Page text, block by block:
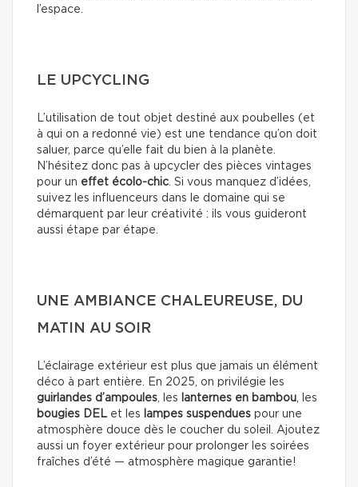
l’espace.
LE UPCYCLING
L’utilisation de tout objet destiné aux poubelles (et
à qui on a redonné vie) est une tendance qu’on doit
saluer, parce qu’elle fait du bien à la planète.
N’hésitez donc pas à upcycler des pièces vintages
pour un effet écolo-chic . Si vous manquez d’idées,
suivez les influenceurs dans le domaine qui se
démarquent par leur créativité : ils vous guideront
aussi étape par étape.
UNE AMBIANCE CHALEUREUSE, DU
MATIN AU SOIR
L’éclairage extérieur est plus que jamais un élément
déco à part entière. En 2025, on privilégie les
guirlandes d’ampoules , les lanternes en bambou , les
bougies DEL et les lampes suspendues pour une
atmosphère douce dès le coucher du soleil. Ajoutez
aussi un foyer extérieur pour prolonger les soirées
fraîches d’été — atmosphère magique garantie!